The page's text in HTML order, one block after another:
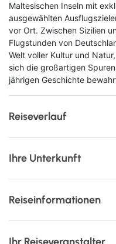
Maltesischen Inseln mit
ausgewählten
vor Ort. Zwischen Sizilien
Flugstunden von
Welt voller Kultur und
sich die großartigen
jährigen Geschichte
Reiseverlauf
Vom gewählten
engagierte
bei einem ersten
Ihre Unterkunft
Malta
Reiseinformationen
Pauschalreise nach §
Ihr Reiseveranstalter